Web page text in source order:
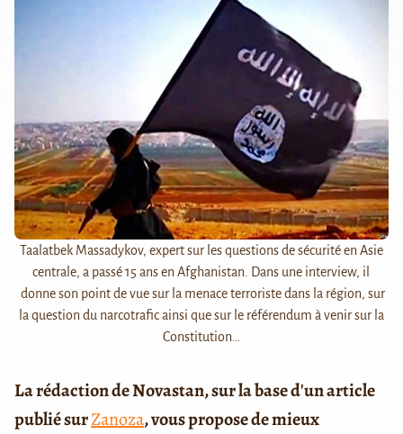
Taalatbek Massadykov, expert sur les questions de sécurité en Asie
centrale, a passé 15 ans en Afghanistan. Dans une interview, il
donne son point de vue sur la menace terroriste dans la région, sur
la question du narcotrafic ainsi que sur le référendum à venir sur la
Constitution…
La rédaction de Novastan, sur la base d'un article
publié surZanoza, vous propose de mieux